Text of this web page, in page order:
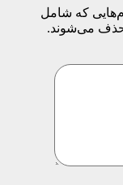
که شامل
حذف می‌شوند.